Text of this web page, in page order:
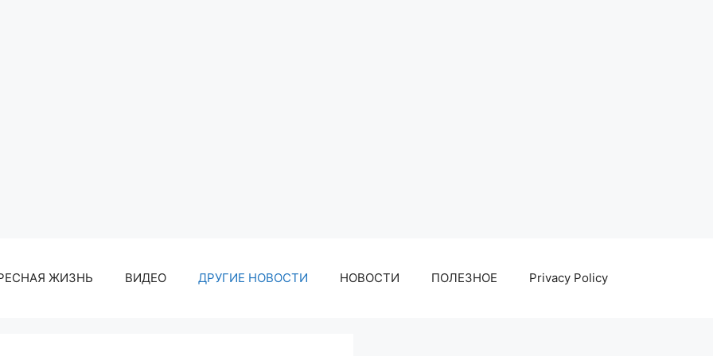
ЖИЗНЬ ВИДЕО ДРУГИЕ НОВОСТИ НОВОСТИ ПОЛЕЗНОЕ Privacy Policy